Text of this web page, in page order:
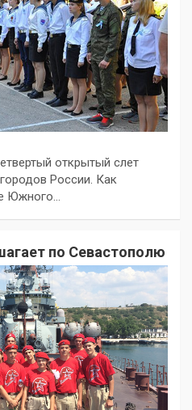
открытый слет
России. Как
Южного…
по Севастополю